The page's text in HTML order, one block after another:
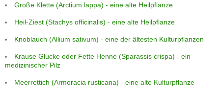
Große Klette (Arctium lappa) - eine alte Heilpflanze
Heil-Ziest (Stachys officinalis) - eine alte Heilpflanze
Knoblauch (Allium sativum) - eine der ältesten Kulturpflanzen
Krause Glucke oder Fette Henne (Sparassis crispa) - ein
medizinischer Pilz
Meerrettich (Armoracia rusticana) - eine alte Kulturpflanze